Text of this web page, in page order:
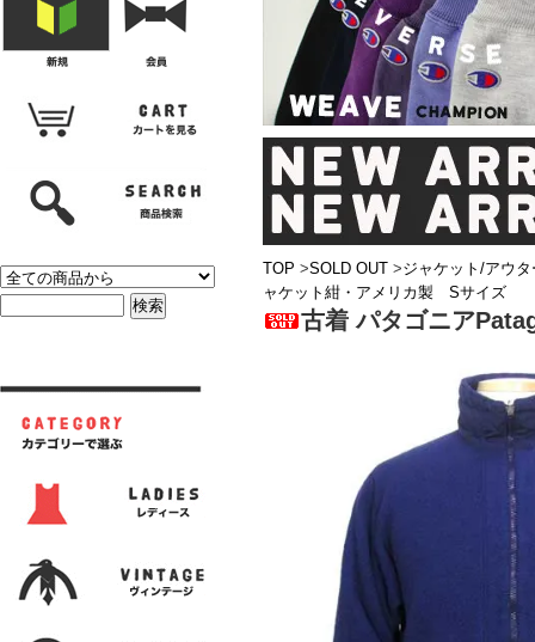
TOP >SOLD OUT >ジャケット/アウタ
ャケット紺・アメリカ製 Sサイズ
古着 パタゴニア